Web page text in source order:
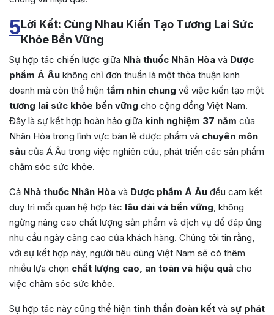
5Lời Kết: Cùng Nhau Kiến Tạo Tương Lai Sức
Khỏe Bền Vững
Sự hợp tác chiến lược giữa Nhà thuốc Nhân Hòa và Dược
phẩm Á Âu không chỉ đơn thuần là một thỏa thuận kinh
doanh mà còn thể hiện tầm nhìn chung về việc kiến tạo một
tương lai sức khỏe bền vững cho cộng đồng Việt Nam.
Đây là sự kết hợp hoàn hảo giữa kinh nghiệm 37 năm của
Nhân Hòa trong lĩnh vực bán lẻ dược phẩm và chuyên môn
sâu của Á Âu trong việc nghiên cứu, phát triển các sản phẩm
chăm sóc sức khỏe.
Cả Nhà thuốc Nhân Hòa và Dược phẩm Á Âu đều cam kết
duy trì mối quan hệ hợp tác lâu dài và bền vững , không
ngừng nâng cao chất lượng sản phẩm và dịch vụ để đáp ứng
nhu cầu ngày càng cao của khách hàng. Chúng tôi tin rằng,
với sự kết hợp này, người tiêu dùng Việt Nam sẽ có thêm
nhiều lựa chọn chất lượng cao, an toàn và hiệu quả cho
việc chăm sóc sức khỏe.
Sự hợp tác này cũng thể hiện tinh thần đoàn kết và sự phát